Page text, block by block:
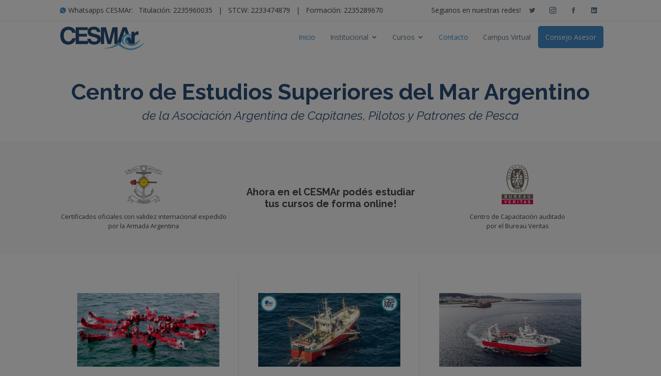
Whatsapps CESMAr: Titulación: 2235960035 | STCW: 2233474879 | Formación: 2235289670 Seguinos en nuestras redes!
Inicio Institucional Cursos Contacto Campus Virtual Consejo Asesor
Centro de Estudios Superiores del Mar Argentino
de la Asociación Argentina de Capitanes, Pilotos y Patrones de Pesca
Certificados oficiales con validez internacional expedido
por la Armada Argentina
Ahora en el CESMAr podés estudiar
tus cursos de forma online!
Centro de Capacitación auditado
por el Bureau Veritas